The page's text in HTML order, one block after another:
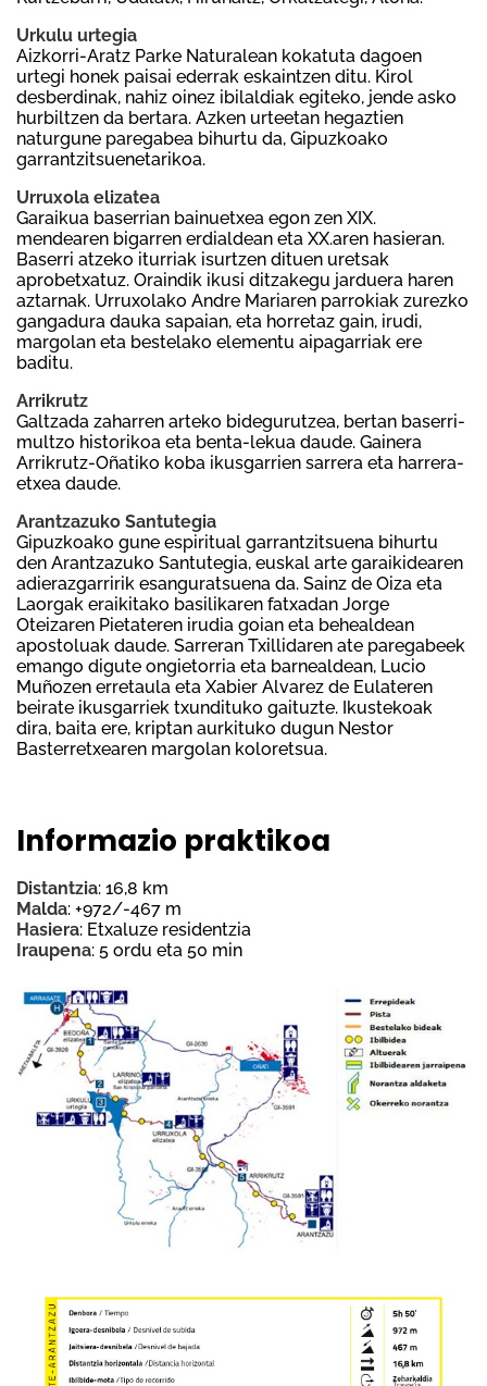
Urkulu urtegia
Aizkorri-Aratz Parke Naturalean kokatuta dagoen
urtegi honek paisai ederrak eskaintzen ditu. Kirol
desberdinak, nahiz oinez ibilaldiak egiteko, jende asko
hurbiltzen da bertara. Azken urteetan hegaztien
naturgune paregabea bihurtu da, Gipuzkoako
garrantzitsuenetarikoa.
Urruxola elizatea
Garaikua baserrian bainuetxea egon zen XIX.
mendearen bigarren erdialdean eta XX.aren hasieran.
Baserri atzeko iturriak isurtzen dituen uretsak
aprobetxatuz. Oraindik ikusi ditzakegu jarduera haren
aztarnak. Urruxolako Andre Mariaren parrokiak zurezko
gangadura dauka sapaian, eta horretaz gain, irudi,
margolan eta bestelako elementu aipagarriak ere
baditu.
Arrikrutz
Galtzada zaharren arteko bidegurutzea, bertan baserri-
multzo historikoa eta benta-lekua daude. Gainera
Arrikrutz-Oñatiko koba ikusgarrien sarrera eta harrera-
etxea daude.
Arantzazuko Santutegia
Gipuzkoako gune espiritual garrantzitsuena bihurtu
den Arantzazuko Santutegia, euskal arte garaikidearen
adierazgarririk esanguratsuena da. Sainz de Oiza eta
Laorgak eraikitako basilikaren fatxadan Jorge
Oteizaren Pietateren irudia goian eta behealdean
apostoluak daude. Sarreran Txillidaren ate paregabeek
emango digute ongietorria eta barnealdean, Lucio
Muñozen erretaula eta Xabier Alvarez de Eulateren
beirate ikusgarriek txundituko gaituzte. Ikustekoak
dira, baita ere, kriptan aurkituko dugun Nestor
Basterretxearen margolan koloretsua.
Informazio praktikoa
Distantzia: 16,8 km
Malda: +972/-467 m
Hasiera: Etxaluze residentzia
Iraupena: 5 ordu eta 50 min